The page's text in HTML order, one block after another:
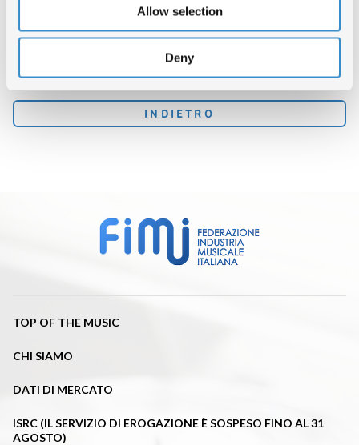
Allow selection
Deny
TORNA SU
CONDIVIDI ARTICOLO
INDIETRO
TOP OF THE MUSIC
CHI SIAMO
DATI DI MERCATO
ISRC (IL SERVIZIO DI EROGAZIONE È SOSPESO FINO AL 31
AGOSTO)